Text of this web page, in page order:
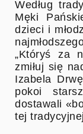
Według
Męki
dzieci i
„Któryś za
zmiłuj się
Izabela
pokoi
dostawali
tej